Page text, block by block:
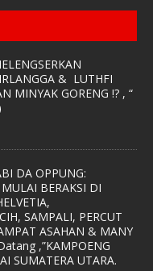
& LUTHFI
MINYAK GORENG !? , “
DA OPPUNG:
BERAKSI DI
SAMPALI, PERCUT
ASAHAN & MANY
,”KAMPOENG
SUMATERA UTARA.